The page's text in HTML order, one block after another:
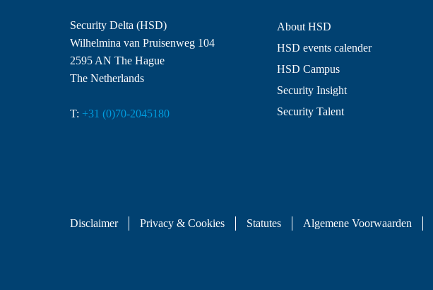
Security Delta (HSD)
Wilhelmina van Pruisenweg 104
2595 AN The Hague
The Netherlands
T: +31 (0)70-2045180
About HSD
HSD events calender
HSD Campus
Security Insight
Security Talent
Disclaimer Privacy & Cookies Statutes Algemene Voorwaarden